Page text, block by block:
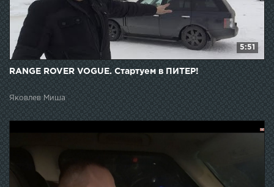
5:51
RANGE ROVER VOGUE. Стартуем в ПИТЕР!
Яковлев Миша